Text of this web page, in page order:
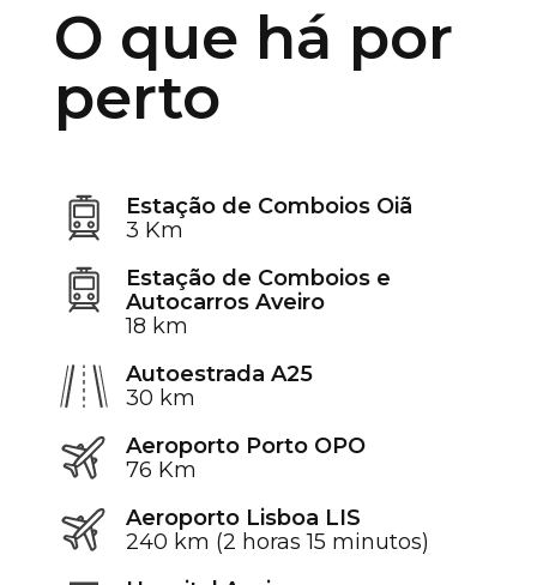
O que há por
perto
Estação de Comboios Oiã
3 Km
Estação de Comboios e
Autocarros Aveiro
18 km
Autoestrada A25
30 km
Aeroporto Porto OPO
76 Km
Aeroporto Lisboa LIS
240 km (2 horas 15 minutos)